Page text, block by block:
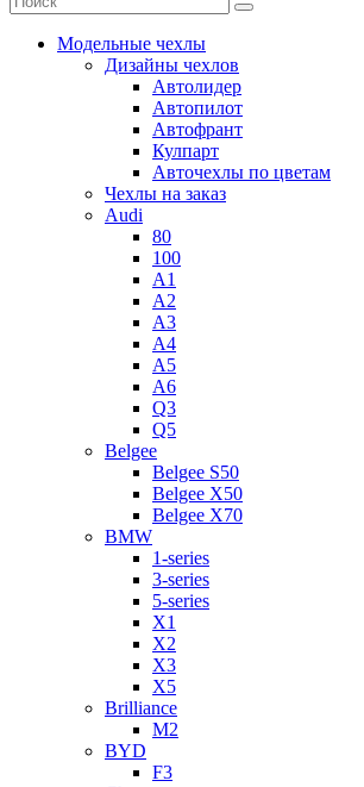
Модельные чехлы
Дизайны чехлов
Автолидер
Автопилот
Автофрант
Кулпарт
Авточехлы по цветам
Чехлы на заказ
Audi
80
100
A1
A2
A3
A4
A5
A6
Q3
Q5
Belgee
Belgee S50
Belgee X50
Belgee X70
BMW
1-series
3-series
5-series
X1
X2
X3
X5
Brilliance
M2
BYD
F3